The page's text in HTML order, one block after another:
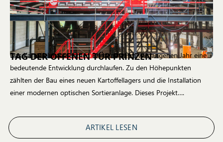
TAG DER OFFENEN TÜR PRINZEN
Das Kartoffelunternehmen Prinzen hat im vergangenen Jahr eine
bedeutende Entwicklung durchlaufen. Zu den Höhepunkten
zählten der Bau eines neuen Kartoffellagers und die Installation
einer modernen optischen Sortieranlage. Dieses Projekt….
ARTIKEL LESEN